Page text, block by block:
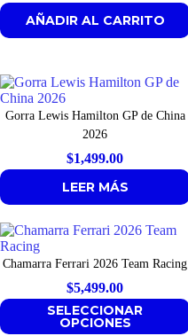
AÑADIR AL CARRITO
Gorra Lewis Hamilton GP de China
2026
$1,499.00
LEER MÁS
Chamarra Ferrari 2026 Team Racing
$5,499.00
SELECCIONAR
OPCIONES